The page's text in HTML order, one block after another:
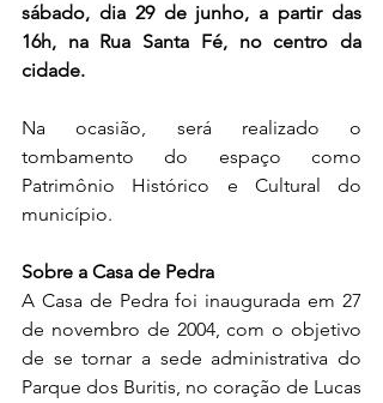
sábado, dia 29 de junho, a partir das
16h, na Rua Santa Fé, no centro da
cidade.
Na ocasião, será realizado o
tombamento do espaço como
Patrimônio Histórico e Cultural do
município.
Sobre a Casa de Pedra
A Casa de Pedra foi inaugurada em 27
de novembro de 2004, com o objetivo
de se tornar a sede administrativa do
Parque dos Buritis, no coração de Lucas